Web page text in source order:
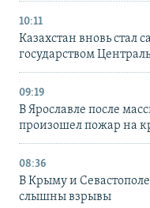
10:11
Казахстан вновь
государством
09:19
В Ярославле после
произошел пожар на
08:36
В Крыму и
слышны взрывы